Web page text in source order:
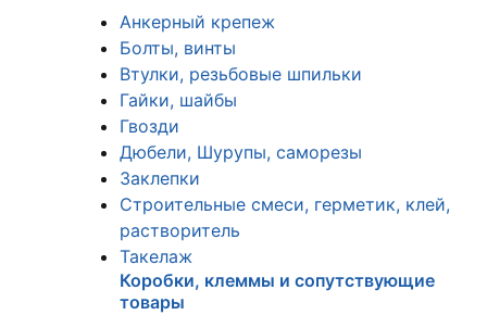
Анкерный крепеж
Болты, винты
Втулки, резьбовые шпильки
Гайки, шайбы
Гвозди
Дюбели, Шурупы, саморезы
Заклепки
Строительные смеси, герметик, клей,
растворитель
Такелаж
Коробки, клеммы и сопутствующие
товары